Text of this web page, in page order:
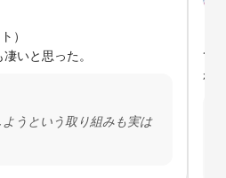
）
いと思った。
ようという取り組みも実は
17
れ